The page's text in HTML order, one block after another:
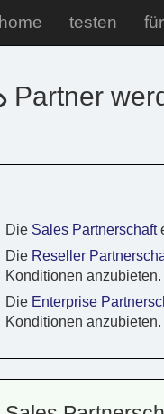
home testen
Partner
Die Sales Partnerschaft
Die Reseller
Konditionen anzubieten.
Die Enterprise
Konditionen anzubieten.